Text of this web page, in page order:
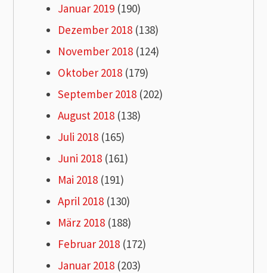
Januar 2019 (190)
Dezember 2018 (138)
November 2018 (124)
Oktober 2018 (179)
September 2018 (202)
August 2018 (138)
Juli 2018 (165)
Juni 2018 (161)
Mai 2018 (191)
April 2018 (130)
März 2018 (188)
Februar 2018 (172)
Januar 2018 (203)